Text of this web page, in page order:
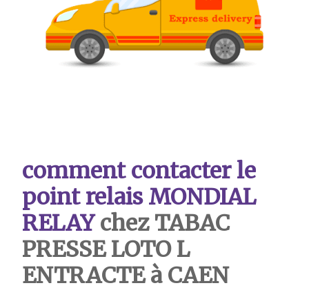
comment contacter le
point relais MONDIAL
RELAYchez TABAC
PRESSE LOTO L
ENTRACTE à CAEN